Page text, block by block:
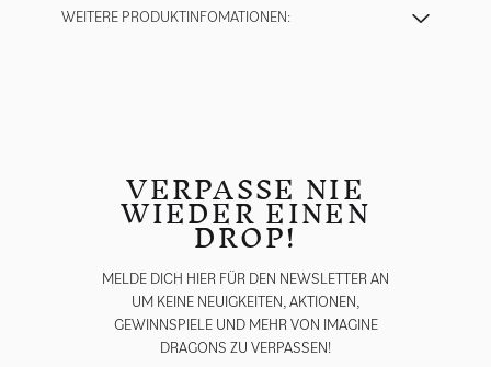
WEITERE PRODUKTINFOMATIONEN:
VERPASSE NIE
WIEDER EINEN
DROP!
MELDE DICH HIER FÜR DEN NEWSLETTER AN
UM KEINE NEUIGKEITEN, AKTIONEN,
GEWINNSPIELE UND MEHR VON IMAGINE
DRAGONS ZU VERPASSEN!